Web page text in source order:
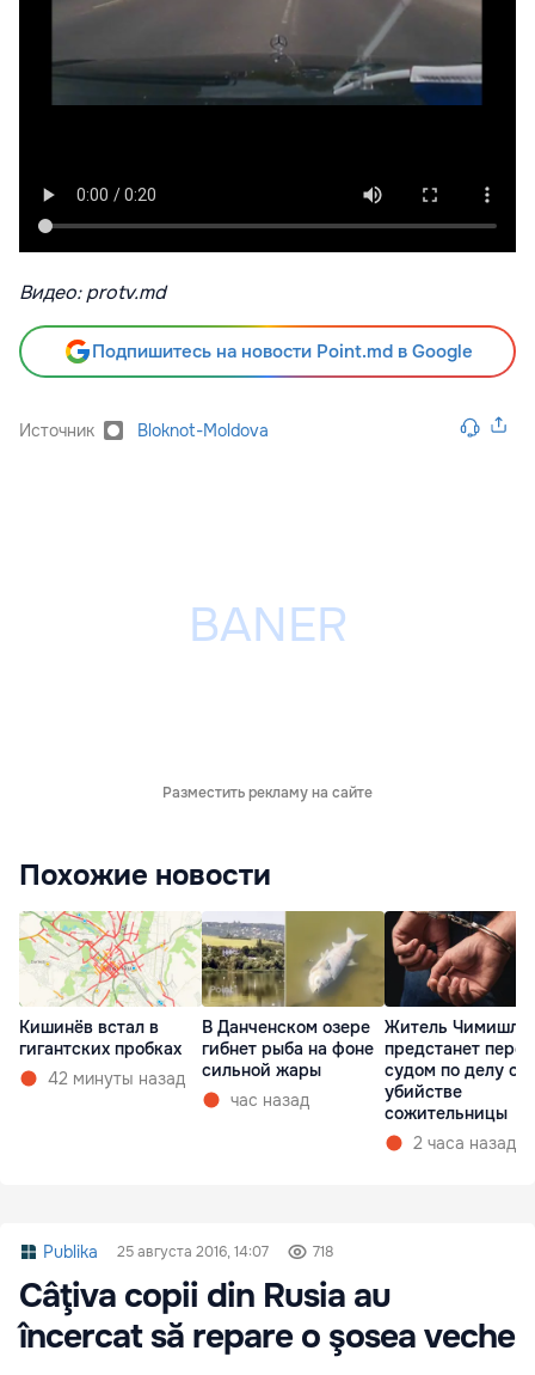
Видео: protv.md
Подпишитесь на новости Point.md в Google
Источник Bloknot-Moldova
Разместить рекламу на сайте
Похожие новости
Кишинёв встал в
гигантских пробках
42 минуты назад
В Данченском озере
гибнет рыба на фоне
сильной жары
час назад
Житель
предстанет перед
судом по делу об
убийстве
сожительницы
2 часа назад
Publika 25 августа 2016, 14:07 718
Câţiva copii din Rusia au
încercat să repare o şosea veche